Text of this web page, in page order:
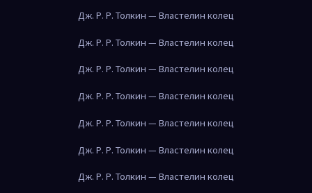
Дж. Р. Р. Толкин — Властелин колец
Дж. Р. Р. Толкин — Властелин колец
Дж. Р. Р. Толкин — Властелин колец
Дж. Р. Р. Толкин — Властелин колец
Дж. Р. Р. Толкин — Властелин колец
Дж. Р. Р. Толкин — Властелин колец
Дж. Р. Р. Толкин — Властелин колец